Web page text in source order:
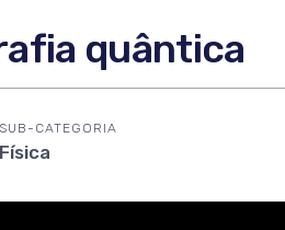
quântica
SUB-CATEGORIA
Física